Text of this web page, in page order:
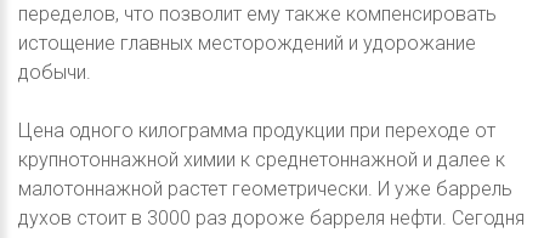
переделов, что позволит ему также компенсировать
истощение главных месторождений и удорожание
добычи.
Цена одного килограмма продукции при переходе от
крупнотоннажной химии к среднетоннажной и далее к
малотоннажной растет геометрически. И уже баррель
духов стоит в 3000 раз дороже барреля нефти. Сегодня